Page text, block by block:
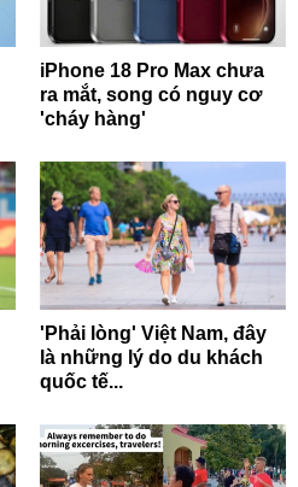
iPhone 18 Pro Max chưa
ra mắt, song có nguy cơ
'cháy hàng'
'Phải lòng' Việt Nam, đây
là những lý do du khách
quốc tế...